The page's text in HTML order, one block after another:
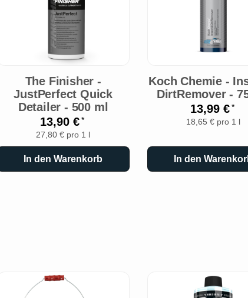
The Finisher -
JustPerfect Quick
Detailer - 500 ml
13,90 €*
27,80 € pro 1 l
In den Warenkorb
Koch Chemie -
DirtRemover -
13,99 €*
18,65 € pro 1 l
In den